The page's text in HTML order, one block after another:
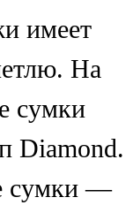
имеет
На
сумки
Diamond.
сумки —